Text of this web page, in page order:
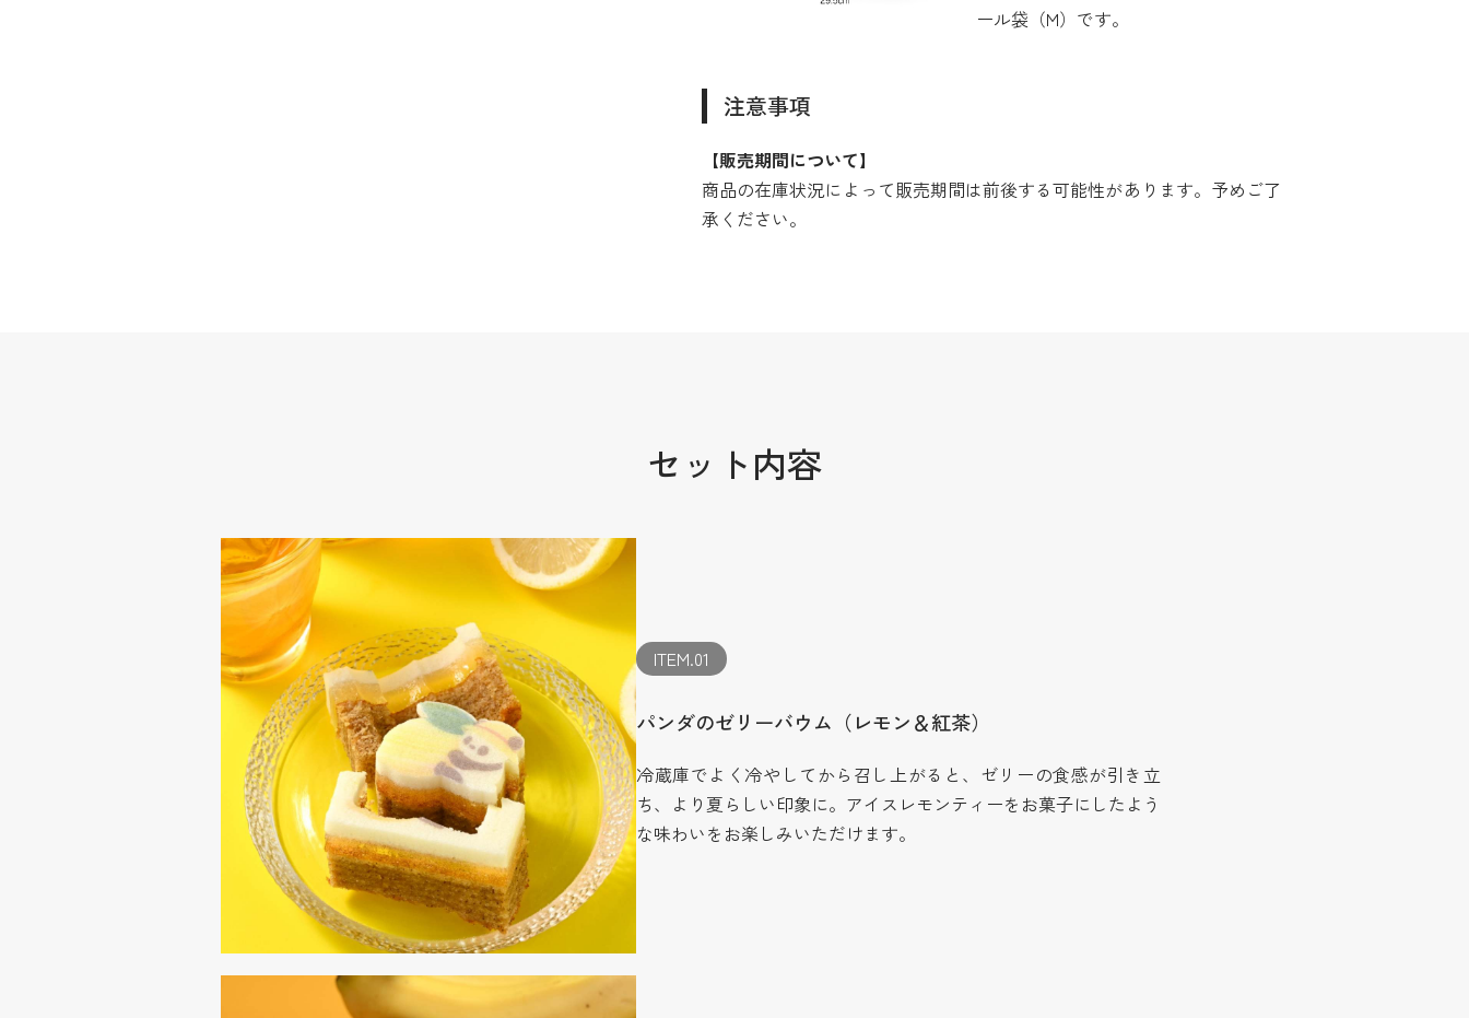
ール袋（M）です。
注意事項
【販売期間について】
商品の在庫状況によって販売期間は前後する可能性があります。予めご了
承ください。
セット内容
ITEM.01
パンダのゼリーバウム（レモン＆紅茶）
冷蔵庫でよく冷やしてから召し上がると、ゼリーの食感が引き立
ち、より夏らしい印象に。アイスレモンティーをお菓子にしたよう
な味わいをお楽しみいただけます。